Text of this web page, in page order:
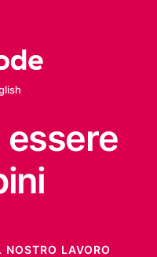
essere
NOSTRO LAVORO